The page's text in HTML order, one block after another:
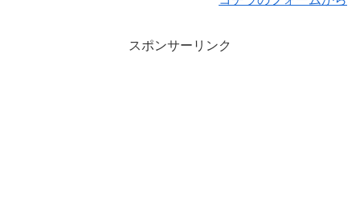
スポンサーリンク